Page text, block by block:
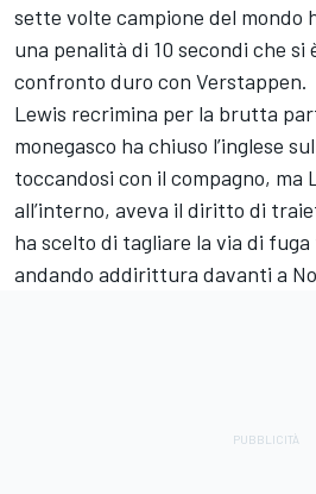
sette volte campione del mondo
una penalità di 10 secondi che si
confronto duro con Verstappen.
Lewis recrimina per la brutta
monegasco ha chiuso l’inglese
toccandosi con il compagno, ma
all’interno, aveva il diritto di
ha scelto di tagliare la via di
andando addirittura davanti a